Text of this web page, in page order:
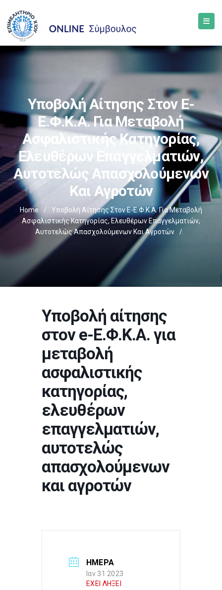
Υποβολή Αίτησης Στον E-
Ε.Φ.Κ.Α. Για Μεταβολή
Ασφαλιστικής Κατηγορίας,
Ελευθέρων Επαγγελματιών,
Αυτοτελώς Απασχολούμενων
Και Αγροτών
Home /
Υποβολή Αίτησης Στον E-Ε.Φ.Κ.Α. Για Μεταβολή
Ασφαλιστικής Κατηγορίας, Ελευθέρων Επαγγελματιών,
Αυτοτελώς Απασχολούμενων Και Αγροτών
/
Υποβολή αίτησης
στον e-Ε.Φ.Κ.Α. για
μεταβολή
ασφαλιστικής
κατηγορίας,
ελευθέρων
επαγγελματιών,
αυτοτελώς
απασχολούμενων
και αγροτών
ΗΜΕΡΑ
Ιαν 31 2023
ΕΧΕΙ ΛΗΞΕΙ